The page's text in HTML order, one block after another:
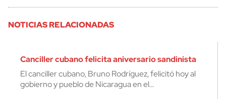
NOTICIAS RELACIONADAS
Canciller cubano felicita aniversario sandinista
El canciller cubano, Bruno Rodríguez, felicitó hoy al
gobierno y pueblo de Nicaragua en el…